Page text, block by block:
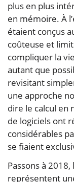
plus en plus
en mémoire. À
étaient conçus
coûteuse et
compliquer la
autant que
revisitant
une approche
dire le calcul en
de logiciels ont
considérables
se fiaient
Passons à
représentent